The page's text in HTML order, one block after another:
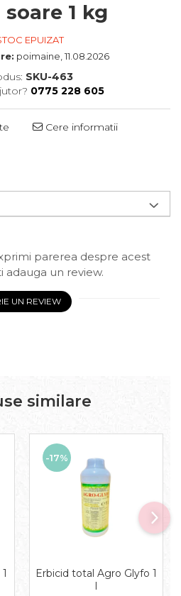
soare 1 kg
EPUIZAT
poimaine, 11.08.2026
SKU-463
0775 228 605
Cere informatii
parerea despre acest
adauga un review.
UN REVIEW
similare
-17%
Erbicid total Agro Glyfo 1
l